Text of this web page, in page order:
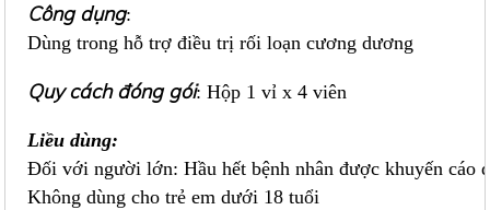
Công dụng:
Dùng trong hỗ trợ điều trị rối loạn cương dương
Quy cách đóng gói: Hộp 1 vỉ x 4 viên
Liều dùng:
Đối với người lớn: Hầu hết bệnh nhân được khuyến cáo
Không dùng cho trẻ em dưới 18 tuổi